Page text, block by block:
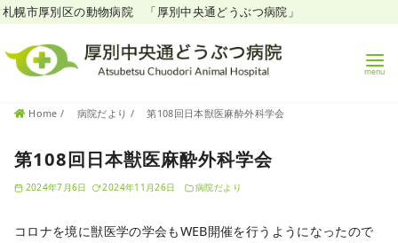
札幌市厚別区の動物病院 「厚別中央通どうぶつ病院」
Home 病院だより 第108回日本獣医麻酔外科学会
第108回日本獣医麻酔外科学会
2024年7月6日 2024年11月26日 病院だより
コロナを境に獣医学の学会もWEB開催を行うようになったので